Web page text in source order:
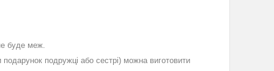
буде меж.
подружці або сестрі) можна виготовити